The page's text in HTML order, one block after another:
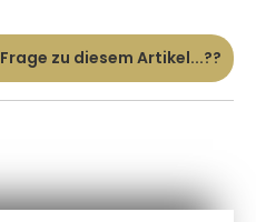
Frage zu diesem Artikel...??